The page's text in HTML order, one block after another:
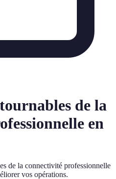
de la
en
de la connectivité professionnelle
vos opérations.